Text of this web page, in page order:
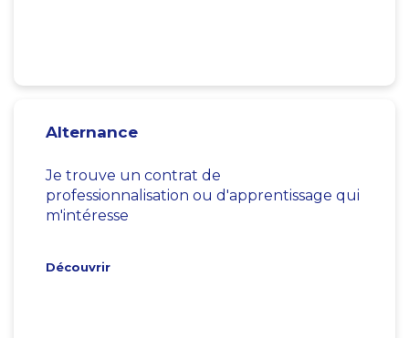
Alternance
Je trouve un contrat de
professionnalisation ou d'apprentissage qui
m'intéresse
Découvrir